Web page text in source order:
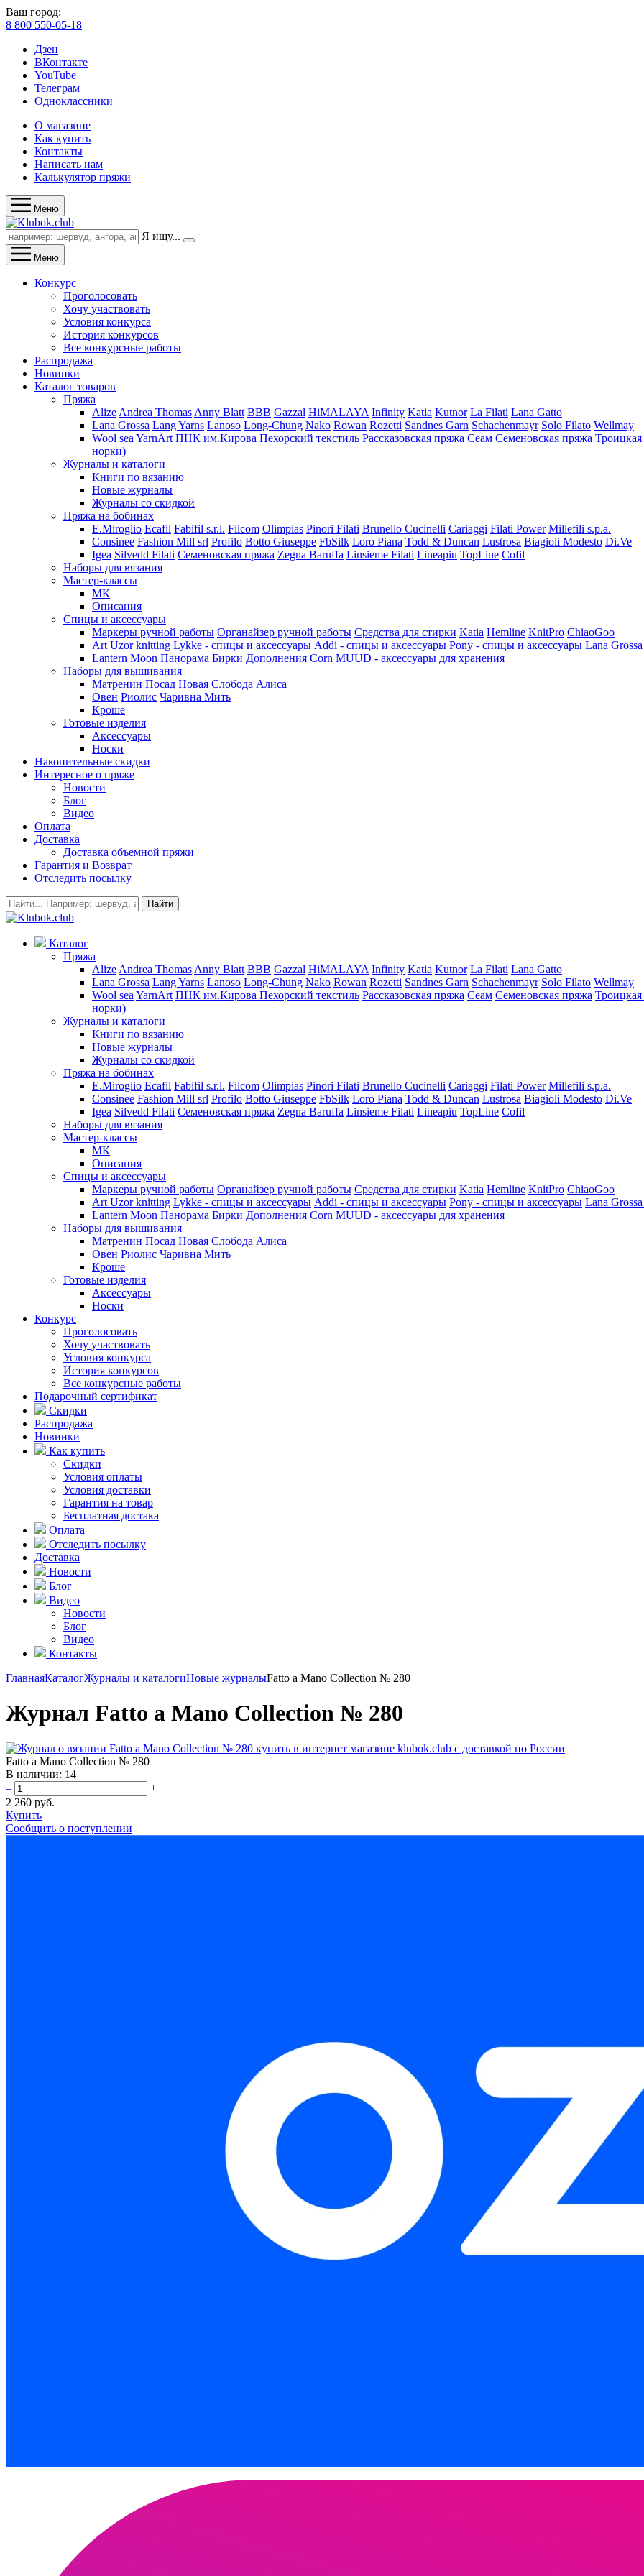
Ваш город:
8 800 550-05-18
Дзен
ВКонтакте
YouTube
Телеграм
Одноклассники
О магазине
Как купить
Контакты
Написать нам
Калькулятор пряжи
Меню
Я ищу...
Меню
Конкурс
Проголосовать
Хочу участвовать
Условия конкурса
История конкурсов
Все конкурсные работы
Распродажа
Новинки
Каталог товаров
Пряжа
Alize Andrea Thomas Anny Blatt BBB Gazzal HiMALAYA Infinity Katia Kutnor La Filati Lana Gatto
Lana Grossa Lang Yarns Lanoso Long-Chung Nako Rowan Rozetti Sandnes Garn Schachenmayr Solo Filato Wellmay
Wool sea YarnArt ПНК им.Кирова Пехорский текстиль Рассказовская пряжа Сеам Семеновская пряжа Троицкая
норки)
Журналы и каталоги
Книги по вязанию
Новые журналы
Журналы со скидкой
Пряжа на бобинах
E.Miroglio Ecafil Fabifil s.r.l. Filcom Olimpias Pinori Filati Brunello Cucinelli Cariaggi Filati Power Millefili s.p.a.
Consinee Fashion Mill srl Profilo Botto Giuseppe FbSilk Loro Piana Todd & Duncan Lustrosa Biagioli Modesto Di.Ve
Igea Silvedd Filati Семеновская пряжа Zegna Baruffa Linsieme Filati Lineapiu TopLine Cofil
Наборы для вязания
Мастер-классы
МК
Описания
Спицы и аксессуары
Маркеры ручной работы Органайзер ручной работы Средства для стирки Katia Hemline KnitPro ChiaoGoo
Art Uzor knitting Lykke - спицы и аксессуары Addi - спицы и аксессуары Pony - спицы и аксессуары Lana
Lantern Moon Панорама Бирки Дополнения Corn MUUD - аксессуары для хранения
Наборы для вышивания
Матренин Посад Новая Слобода Алиса
Овен Риолис Чаривна Мить
Кроше
Готовые изделия
Аксессуары
Носки
Накопительные скидки
Интересное о пряже
Новости
Блог
Видео
Оплата
Доставка
Доставка объемной пряжи
Гарантия и Возврат
Отследить посылку
Найти
Каталог
Пряжа
Alize Andrea Thomas Anny Blatt BBB Gazzal HiMALAYA Infinity Katia Kutnor La Filati Lana Gatto
Lana Grossa Lang Yarns Lanoso Long-Chung Nako Rowan Rozetti Sandnes Garn Schachenmayr Solo Filato Wellmay
Wool sea YarnArt ПНК им.Кирова Пехорский текстиль Рассказовская пряжа Сеам Семеновская пряжа Троицкая
норки)
Журналы и каталоги
Книги по вязанию
Новые журналы
Журналы со скидкой
Пряжа на бобинах
E.Miroglio Ecafil Fabifil s.r.l. Filcom Olimpias Pinori Filati Brunello Cucinelli Cariaggi Filati Power Millefili s.p.a.
Consinee Fashion Mill srl Profilo Botto Giuseppe FbSilk Loro Piana Todd & Duncan Lustrosa Biagioli Modesto Di.Ve
Igea Silvedd Filati Семеновская пряжа Zegna Baruffa Linsieme Filati Lineapiu TopLine Cofil
Наборы для вязания
Мастер-классы
МК
Описания
Спицы и аксессуары
Маркеры ручной работы Органайзер ручной работы Средства для стирки Katia Hemline KnitPro ChiaoGoo
Art Uzor knitting Lykke - спицы и аксессуары Addi - спицы и аксессуары Pony - спицы и аксессуары Lana
Lantern Moon Панорама Бирки Дополнения Corn MUUD - аксессуары для хранения
Наборы для вышивания
Матренин Посад Новая Слобода Алиса
Овен Риолис Чаривна Мить
Кроше
Готовые изделия
Аксессуары
Носки
Конкурс
Проголосовать
Хочу участвовать
Условия конкурса
История конкурсов
Все конкурсные работы
Подарочный сертификат
Скидки
Распродажа
Новинки
Как купить
Скидки
Условия оплаты
Условия доставки
Гарантия на товар
Бесплатная достака
Оплата
Отследить посылку
Доставка
Новости
Блог
Видео
Новости
Блог
Видео
Контакты
ГлавнаяКаталогЖурналы и каталогиНовые журналыFatto a Mano Collection № 280
Журнал Fatto a Mano Collection № 280
Fatto a Mano Collection № 280
В наличии: 14
–
+
2 260 руб.
Купить
Сообщить о поступлении